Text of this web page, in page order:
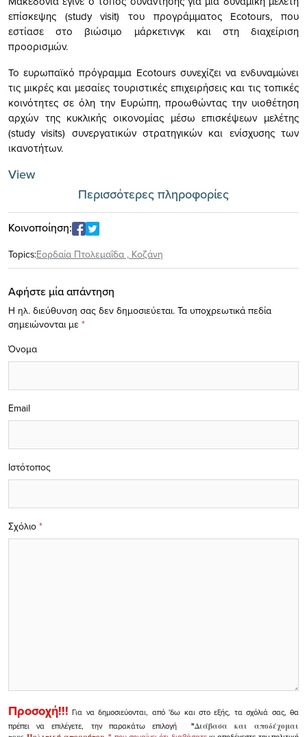
επίσκεψης (study visit) του προγράμματος Ecotours, που
εστίασε στο βιώσιμο μάρκετινγκ και στη διαχείριση
προορισμών.
Το ευρωπαϊκό πρόγραμμα Ecotours συνεχίζει να ενδυναμώνει
τις μικρές και μεσαίες τουριστικές επιχειρήσεις και τις τοπικές
κοινότητες σε όλη την Ευρώπη, προωθώντας την υιοθέτηση
αρχών της κυκλικής οικονομίας μέσω επισκέψεων μελέτης
(study visits) συνεργατικών στρατηγικών και ενίσχυσης των
ικανοτήτων.
View
Περισσότερες πληροφορίες
Κοινοποίηση:
Topics:Εορδαία Πτολεμαΐδα , Κοζάνη
Αφήστε μία απάντηση
Η ηλ. διεύθυνση σας δεν δημοσιεύεται. Τα υποχρεωτικά πεδία
σημειώνονται με *
Σχόλιο *
Όνομα
Email
Ιστότοπος
Προσοχή!!! Για να δημοσιεύονται, από 'δω και στο εξής, τα σχόλιά σας, θα
πρέπει να επιλέγετε, την παρακάτω επιλογή
"Διάβασα και αποδέχομαι